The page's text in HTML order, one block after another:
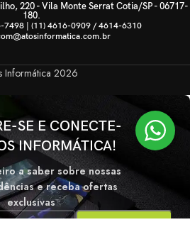
220 - Vila Monte Serrat Cotia/SP - 06717-
180.
7498 | (11) 4616-0909 / 4614-6310
Informática 2026
SE E CONECTE-
INFORMÁTICA!
a saber sobre nossas
e receba ofertas
exclusivas